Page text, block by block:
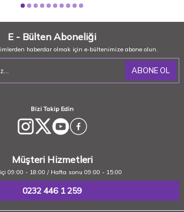
E - Bülten Aboneliği
haberdar olmak için e-bültenimize abone olun.
ABONE OL
Bizi Takip Edin
Müşteri Hizmetleri
09:00 - 18:00 / Hafta sonu 09:00 - 15:00
0232 446 1 259